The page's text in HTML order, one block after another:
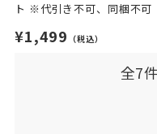
ト ※代引き不可、同梱不可
¥1,499 （税込）
全7